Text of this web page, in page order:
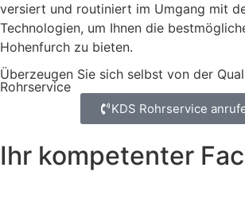
versiert und routiniert im Umgang mit
Technologien, um Ihnen die
Hohenfurch zu bieten.
Überzeugen Sie sich selbst von der
Rohrservice
KDS Rohrservice
Ihr kompetenter